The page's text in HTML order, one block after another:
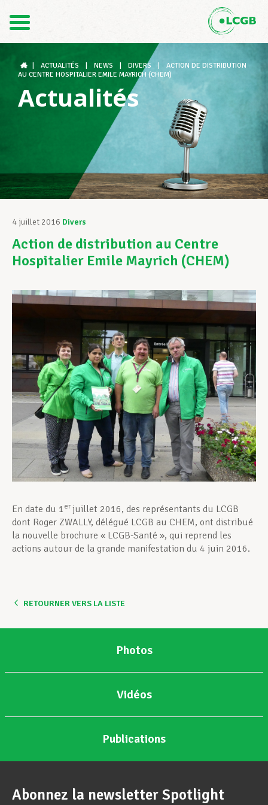
DE
Le LCGB
Structures syndicales
Assistance au Travail
Vos droits
Assistance en vie privée
Développement professionnel
Devenir Membre
Actualités
ACTUALITÉS NEWS DIVERS
ACTION DE DISTRIBUTION
AU CENTRE HOSPITALIER EMILE MAYRICH (CHEM)
Actualités
4 juillet 2016 Divers
Action de distribution au Centre
Hospitalier Emile Mayrich (CHEM)
En date du 1 er juillet 2016, des représentants du LCGB
dont Roger ZWALLY, délégué LCGB au CHEM, ont distribué
la nouvelle brochure « LCGB-Santé », qui reprend les
actions autour de la grande manifestation du 4 juin 2016.
RETOURNER VERS LA LISTE
Photos
Vidéos
Publications
Abonnez la newsletter Spotlight